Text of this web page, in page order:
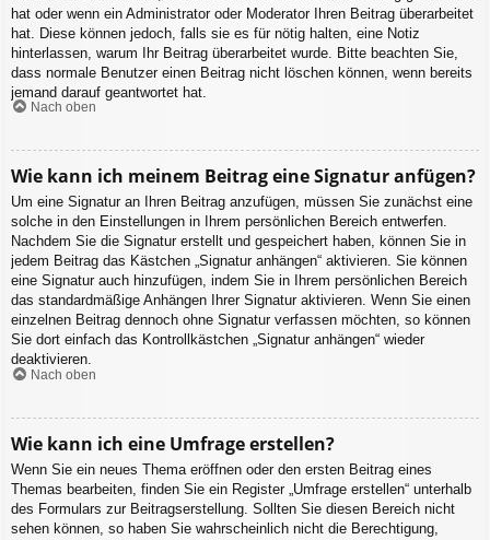
hat oder wenn ein Administrator oder Moderator Ihren Beitrag überarbeitet
hat. Diese können jedoch, falls sie es für nötig halten, eine Notiz
hinterlassen, warum Ihr Beitrag überarbeitet wurde. Bitte beachten Sie,
dass normale Benutzer einen Beitrag nicht löschen können, wenn bereits
jemand darauf geantwortet hat.
Nach oben
Wie kann ich meinem Beitrag eine Signatur anfügen?
Um eine Signatur an Ihren Beitrag anzufügen, müssen Sie zunächst eine
solche in den Einstellungen in Ihrem persönlichen Bereich entwerfen.
Nachdem Sie die Signatur erstellt und gespeichert haben, können Sie in
jedem Beitrag das Kästchen „Signatur anhängen“ aktivieren. Sie können
eine Signatur auch hinzufügen, indem Sie in Ihrem persönlichen Bereich
das standardmäßige Anhängen Ihrer Signatur aktivieren. Wenn Sie einen
einzelnen Beitrag dennoch ohne Signatur verfassen möchten, so können
Sie dort einfach das Kontrollkästchen „Signatur anhängen“ wieder
deaktivieren.
Nach oben
Wie kann ich eine Umfrage erstellen?
Wenn Sie ein neues Thema eröffnen oder den ersten Beitrag eines
Themas bearbeiten, finden Sie ein Register „Umfrage erstellen“ unterhalb
des Formulars zur Beitragserstellung. Sollten Sie diesen Bereich nicht
sehen können, so haben Sie wahrscheinlich nicht die Berechtigung,